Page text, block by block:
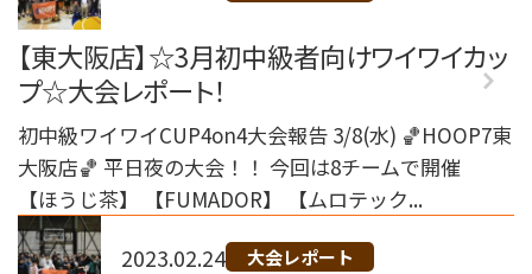
【東大阪店】☆3月初中級者向けワイワイカッ
プ☆大会レポート！
初中級ワイワイCUP4on4大会報告 3/8(水) 🏀HOOP7東
大阪店🏀 平日夜の大会！！ 今回は8チームで開催
【ほうじ茶】 【FUMADOR】 【ムロテック...
2023.02.24 大会レポート